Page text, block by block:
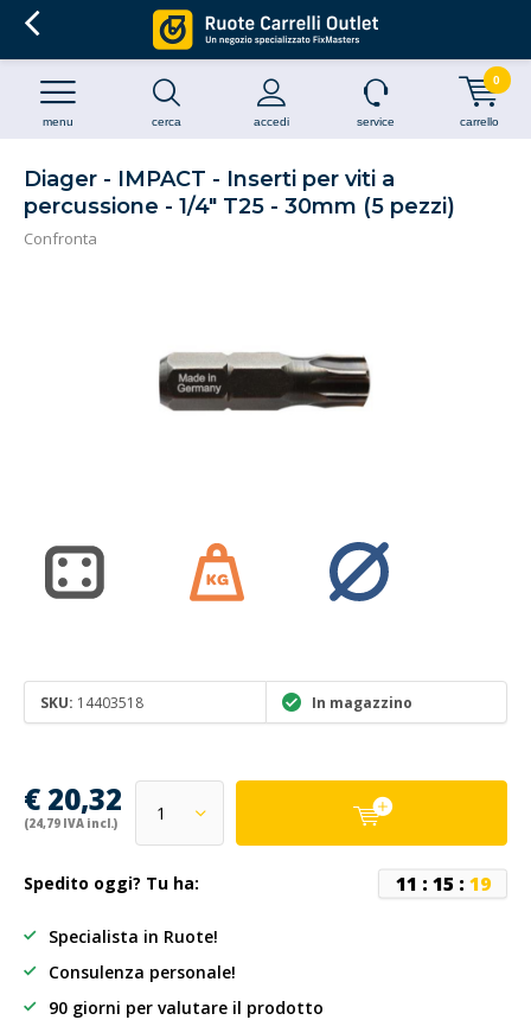
cerca accedi
menu service carrello
0
Diager - IMPACT - Inserti per viti a
percussione - 1/4" T25 - 30mm (5 pezzi)
Confronta
SKU: 14403518 In magazzino
€ 20,32
(24,79 IVA incl.)
Spedito oggi? Tu ha: 11 : 15 : 19
Specialista in Ruote!
Consulenza personale!
90 giorni per valutare il prodotto